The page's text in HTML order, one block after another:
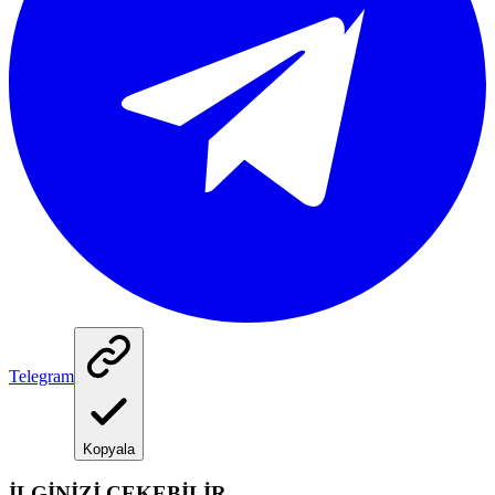
Telegram
Kopyala